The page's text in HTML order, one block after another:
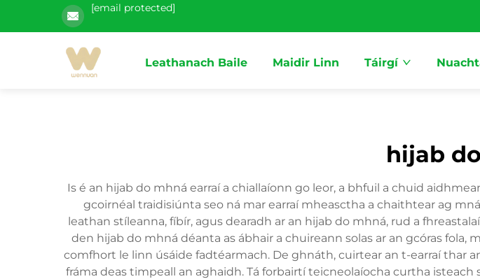
[email protected]
Leathanach Baile Maidir Linn Táirgí
hijab
Is é an hijab do mhná earraí a chiallaíonn go leor, a bhfuil a chuid
gcoirnéal traidisiúnta seo ná mar earraí mheasctha a chaithtear ag
leathan stíleanna, fíbír, agus dearadh ar an hijab do mhná, rud a
den hijab do mhná déanta as ábhair a chuireann solas ar an gcóras fola,
comfhort le linn úsáide fadtéarmach. De ghnáth, cuirtear an t-earraí thar
fráma deas timpeall an aghaidh. Tá forbairtí teicneolaíocha curtha